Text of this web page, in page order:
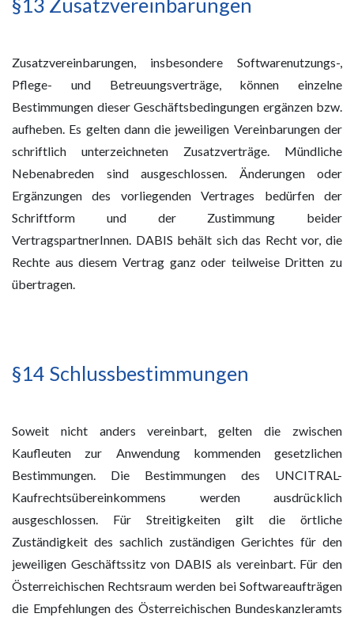
Zusatzvereinbarungen, insbesondere Softwarenutzungs-,
Pflege- und Betreuungsverträge, können einzelne
Bestimmungen dieser Geschäftsbedingungen ergänzen bzw.
aufheben. Es gelten dann die jeweiligen Vereinbarungen der
schriftlich unterzeichneten Zusatzverträge. Mündliche
Nebenabreden sind ausgeschlossen. Änderungen oder
Ergänzungen des vorliegenden Vertrages bedürfen der
Schriftform und der Zustimmung beider
VertragspartnerInnen. DABIS behält sich das Recht vor, die
Rechte aus diesem Vertrag ganz oder teilweise Dritten zu
übertragen.
§14 Schlussbestimmungen
Soweit nicht anders vereinbart, gelten die zwischen
Kaufleuten zur Anwendung kommenden gesetzlichen
Bestimmungen. Die Bestimmungen des UNCITRAL-
Kaufrechtsübereinkommens werden ausdrücklich
ausgeschlossen. Für Streitigkeiten gilt die örtliche
Zuständigkeit des sachlich zuständigen Gerichtes für den
jeweiligen Geschäftssitz von DABIS als vereinbart. Für den
Österreichischen Rechtsraum werden bei Softwareaufträgen
die Empfehlungen des Österreichischen Bundeskanzleramts